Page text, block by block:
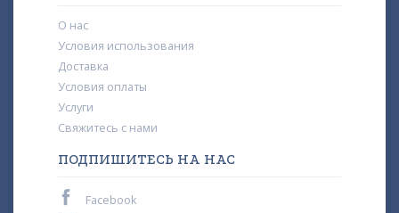
О нас
Условия использования
Доставка
Условия оплаты
Услуги
Свяжитесь с нами
ПОДПИШИТЕСЬ НА НАС
Facebook